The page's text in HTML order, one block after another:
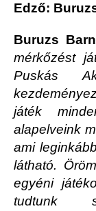
Edző:
Buruzs
mérkőzést
Puskás
játék
alapelveink
ami
látható.
egyéni
tudtunk